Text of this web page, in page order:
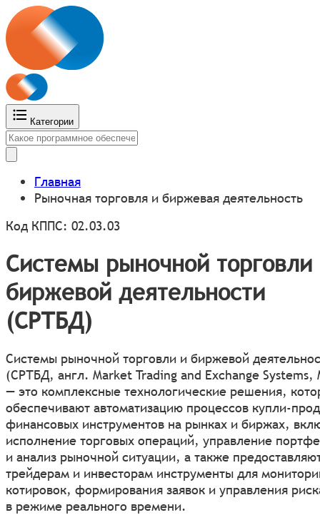
Категории
Главная
Рыночная торговля и биржевая деятельность
Код КППС: 02.03.03
Системы рыночной торговли
биржевой деятельности
(СРТБД)
Системы рыночной торговли и биржевой
(СРТБД, англ. Market Trading and Exchange Systems,
— это комплексные технологические решения,
обеспечивают автоматизацию процессов купли-
финансовых инструментов на рынках и биржах,
исполнение торговых операций, управление
и анализ рыночной ситуации, а также
трейдерам и инвесторам инструменты для
котировок, формирования заявок и управления
в режиме реального времени.